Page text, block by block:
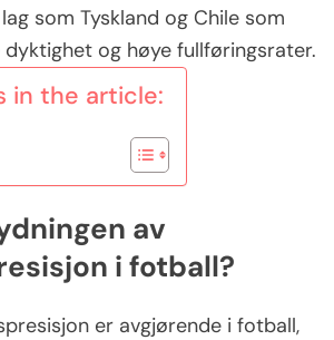
som Tyskland og Chile som
og høye fullføringsrater.
in the article:
av
i fotball?
er avgjørende i fotball,